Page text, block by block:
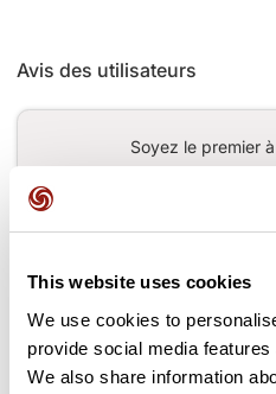
This website uses cookies
We use cookies to
provide social media
We also share information
Avis des utilisateurs
Soyez le premier
Cols le long du parcours